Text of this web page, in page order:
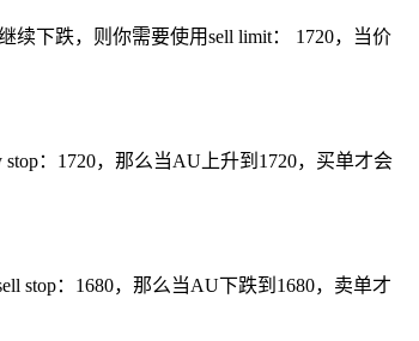
续下跌，则你需要使用sell limit： 1720，当价
：1720，那么当AU上升到1720，买单才会
stop：1680，那么当AU下跌到1680，卖单才